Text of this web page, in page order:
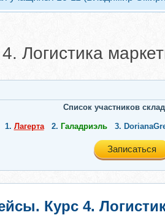
Логистика
Список участников
1. Лагерта 2. Галадриэль 3.
Записаться
Курс 4.